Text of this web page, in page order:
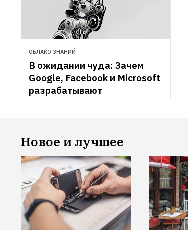
ОБЛАКО ЗНАНИЙ
В ожидании чуда: Зачем
Google, Facebook и Microsoft
разрабатывают
искусственного интеллекта
неуклонно растёт. H&F
разобрался, кому и зачем
это нужно.
Новое и лучшее